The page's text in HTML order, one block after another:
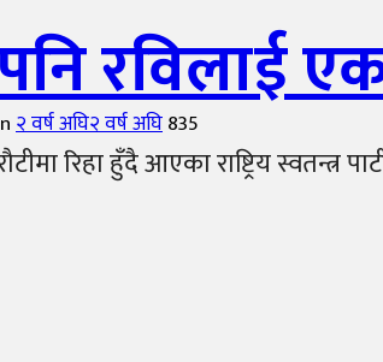
रविलाई
२ वर्ष अघि२ वर्ष अघि835
रिहा हुँदै आएका राष्ट्रिय